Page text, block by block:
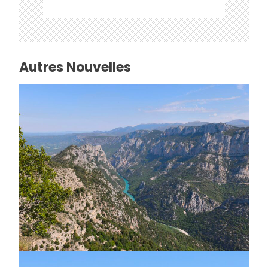
Autres Nouvelles
Rando cyclo dans le Verdon
2026-05-24